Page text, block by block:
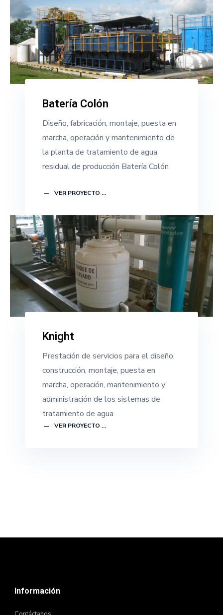
Batería Colón
Diseño, fabricación, montaje, puesta en
marcha, operación y mantenimiento de
la planta de tratamiento de agua
residual de producción Batería Colón
VER PROYECTO ...
Knight
Prestación de servicios para el diseño,
construcción, montaje, puesta en
marcha, operación, mantenimiento y
administración de los sistemas de
tratamiento de agua
VER PROYECTO ...
Información